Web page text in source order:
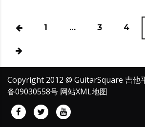
1 … 3 4
Copyright 2012 @ GuitarSquare 吉他
备09030558号 网站XML地图